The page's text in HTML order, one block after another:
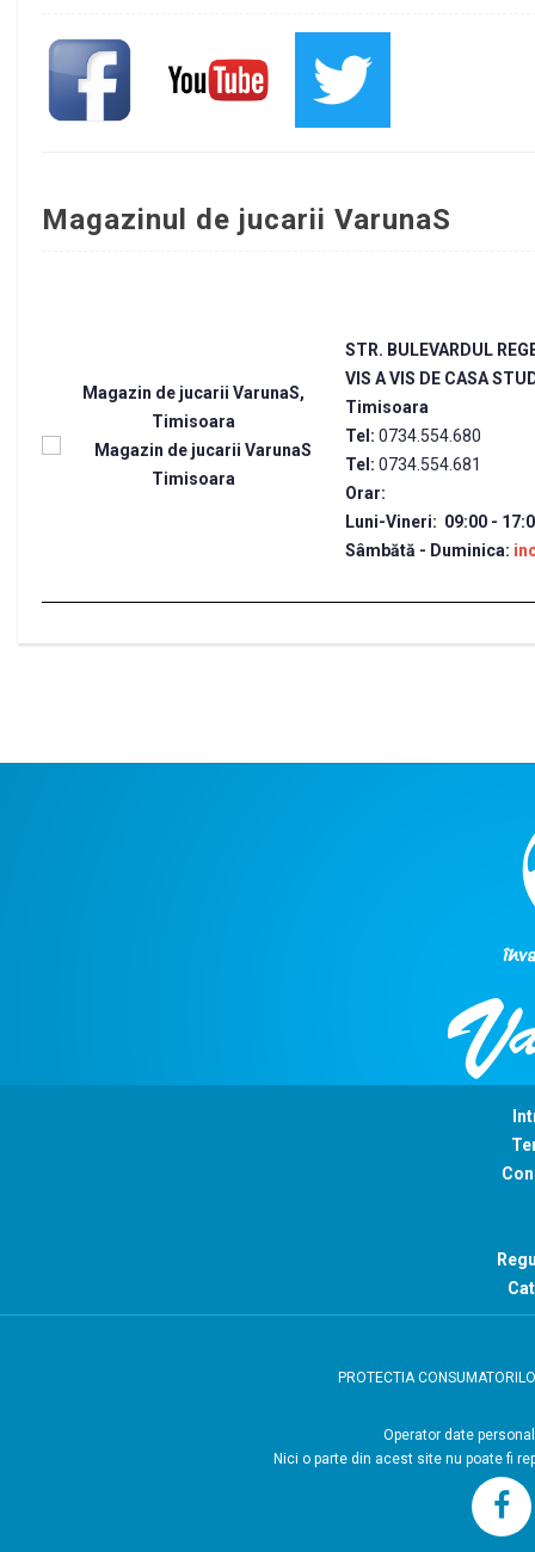
Magazinul de jucarii VarunaS
Magazin de jucarii VarunaS,
Timisoara
STR. BULEVARDUL
VIS A VIS DE CASA
Timisoara
Tel: 0734.554.680
Tel: 0734.554.681
Orar:
Luni-Vineri: 09:00 -
Sâmbătă - Duminica:
PROTECTIA
Nici o parte din acest site nu poate fi